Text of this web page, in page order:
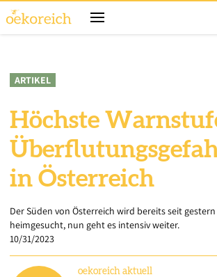
ARTIKEL
Höchste
in Österreich
Der Süden von Österreich wird bereits seit
heimgesucht, nun geht es intensiv weiter.
10/31/2023
oekoreich aktuell